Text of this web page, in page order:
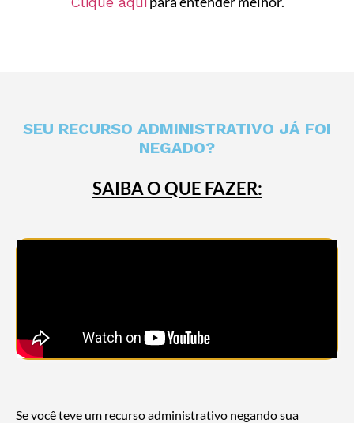
SEU RECURSO ADMINISTRATIVO JÁ FOI
NEGADO?
SAIBA O QUE FAZER:
Se você teve um recurso administrativo negando sua